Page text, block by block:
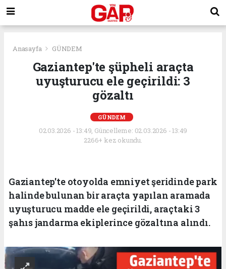
Anasayfa GÜNDEM
Gaziantep'te şüpheli araçta
uyuşturucu ele geçirildi: 3
gözaltı
GÜNDEM
02.03.2026 - 13:49, Güncelleme: 02.03.2026 - 13:49
2266+ kez okundu.
Gaziantep'te otoyolda emniyet şeridinde park
halinde bulunan bir araçta yapılan aramada
uyuşturucu madde ele geçirildi, araçtaki 3
şahıs jandarma ekiplerince gözaltına alındı.